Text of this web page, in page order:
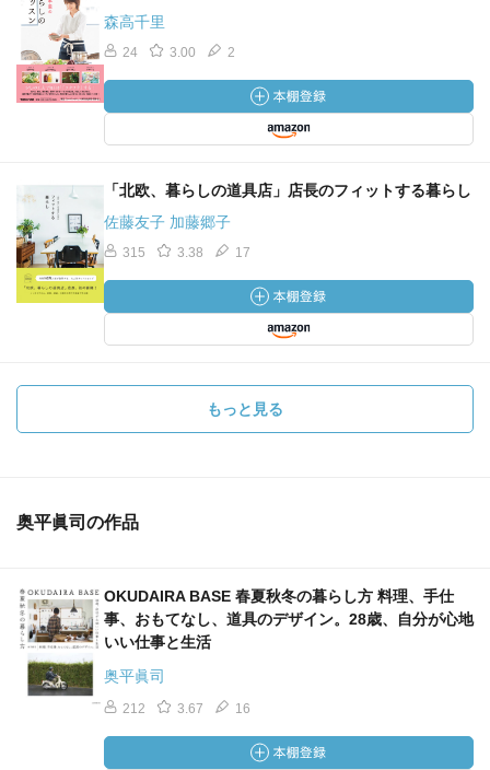
森高千里
24 3.00 2
「北欧、暮らしの道具店」店長のフィットする暮らし
佐藤友子 加藤郷子
315 3.38 17
もっと見る
奥平眞司の作品
OKUDAIRA BASE 春夏秋冬の暮らし方 料理、手仕
事、おもてなし、道具のデザイン。28歳、自分が心地
いい仕事と生活
奥平眞司
212 3.67 16